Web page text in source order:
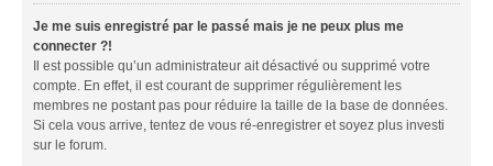
Je me suis enregistré par le passé mais je ne peux plus me
connecter ?!
Il est possible qu’un administrateur ait désactivé ou supprimé votre
compte. En effet, il est courant de supprimer régulièrement les
membres ne postant pas pour réduire la taille de la base de données.
Si cela vous arrive, tentez de vous ré-enregistrer et soyez plus investi
sur le forum.